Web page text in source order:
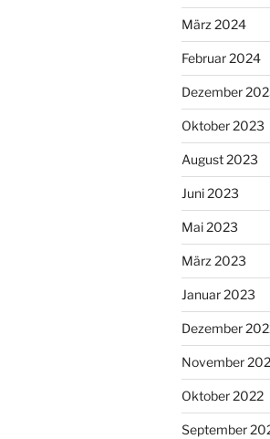
März 2024
Februar 2024
Dezember
Oktober 2023
August 2023
Juni 2023
Mai 2023
März 2023
Januar 2023
Dezember
November
Oktober 2022
September